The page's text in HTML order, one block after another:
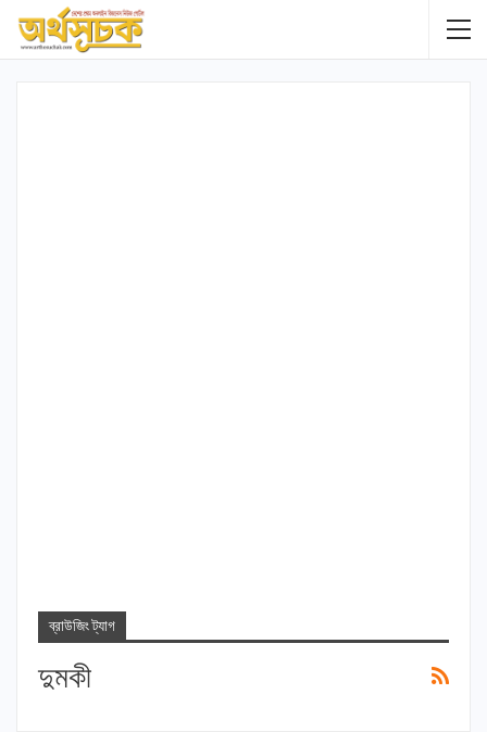
ব্রাউজিং ট্যাগ
দুমকী